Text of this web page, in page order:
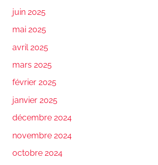
juin 2025
mai 2025
avril 2025
mars 2025
février 2025
janvier 2025
décembre 2024
novembre 2024
octobre 2024